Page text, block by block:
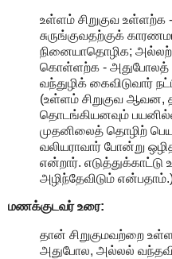
உள்ளம் சிறுகுவ
சுருங்குவதற்குக்
நினையாதொழிக;
கொள்ளற்க - அதுபோலத்
வந்துழிக் கைவிடுவார்
(உள்ளம் சிறுகுவ ஆவன,
தொடங்கியனவும்
முதனிலைத் தொழிற்
வலியராவார் போன்று
என்றார்.
அழிந்தேவிடும்
மணக்குடவர் உரை:
தான் சிறுகுமவற்றை
அதுபோல, அல்லல்